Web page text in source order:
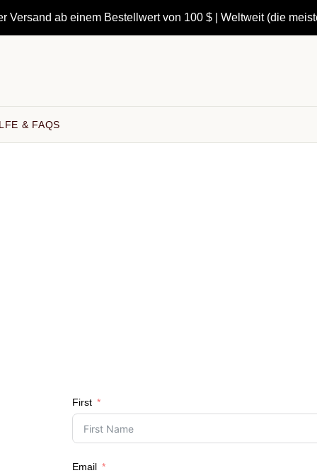
Versand ab einem Bestellwert von 100 $ | Weltweit (die
& FAQS
First
Email